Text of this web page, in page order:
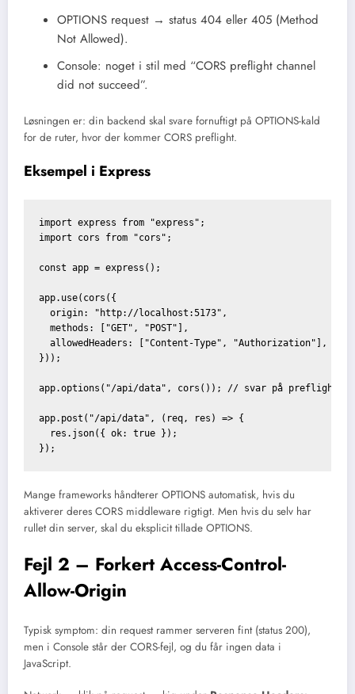
OPTIONS request → status 404 eller 405 (Method
Not Allowed).
Console: noget i stil med “CORS preflight channel
did not succeed”.
Løsningen er: din backend skal svare fornuftigt på OPTIONS-kald
for de ruter, hvor der kommer CORS preflight.
Eksempel i Express
import express from "express";
import cors from "cors";
const app = express();
app.use(cors({
  origin: "http://localhost:5173",
  methods: ["GET", "POST"],
  allowedHeaders: ["Content-Type", "Authorization"],
}));
app.options("/api/data", cors()); // svar på preflight
app.post("/api/data", (req, res) => {
  res.json({ ok: true });
Mange frameworks håndterer OPTIONS automatisk, hvis du
aktiverer deres CORS middleware rigtigt. Men hvis du selv har
rullet din server, skal du eksplicit tillade OPTIONS.
Fejl 2 – Forkert Access-Control-
Allow-Origin
Typisk symptom: din request rammer serveren fint (status 200),
men i Console står der CORS-fejl, og du får ingen data i
JavaScript.